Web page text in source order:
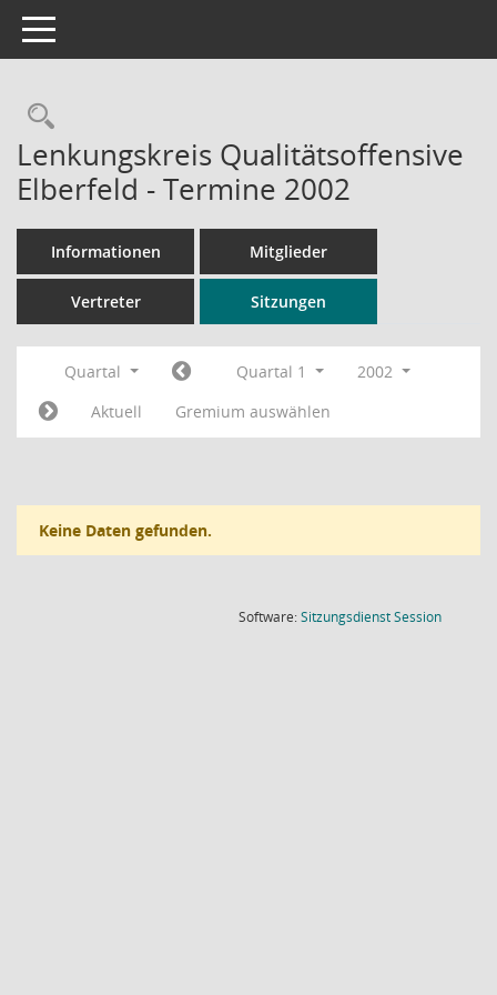
Toggle navigation
Rechercheauswahl
Lenkungskreis Qualitätsoffensive
Elberfeld - Termine 2002
Informationen Mitglieder
Vertreter Sitzungen
Quartal Quartal 1
2002
Aktuell
Gremium auswählen
Keine Daten gefunden.
Software:SitzungsdienstSession(Wird in